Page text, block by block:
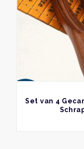
BEKIJK
Set van 4